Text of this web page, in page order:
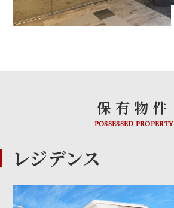
保有物件
POSSESSED PROPERTY
レジデンス